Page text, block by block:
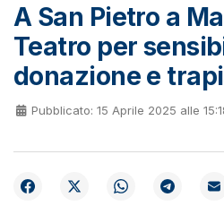
A San Pietro a
Teatro per
donazione e
Pubblicato: 15 Aprile 2025 alle